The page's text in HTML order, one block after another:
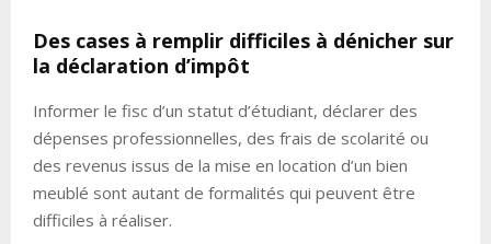
Des cases à remplir difficiles à dénicher sur
la déclaration d’impôt
Informer le fisc d’un statut d’étudiant, déclarer des
dépenses professionnelles, des frais de scolarité ou
des revenus issus de la mise en location d’un bien
meublé sont autant de formalités qui peuvent être
difficiles à réaliser.